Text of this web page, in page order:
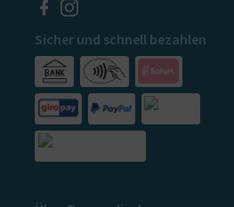
Sicher und schnell bezahlen